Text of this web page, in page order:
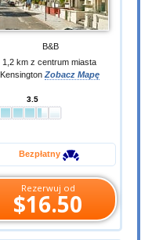
B&B
1,2 km z centrum miasta
Kensington Zobacz Mapę
3.5
Bezpłatny
Rezerwuj od
$16.50